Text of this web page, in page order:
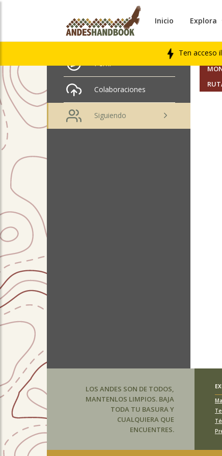
Inicio Explora
Ten acceso
Priscila Pires Carvalho
Perfil
Colaboraciones
Siguiendo
LOS ANDES SON DE TODOS,
MANTENLOS LIMPIOS. BAJA
TODA TU BASURA Y
CUALQUIERA QUE
ENCUENTRES.